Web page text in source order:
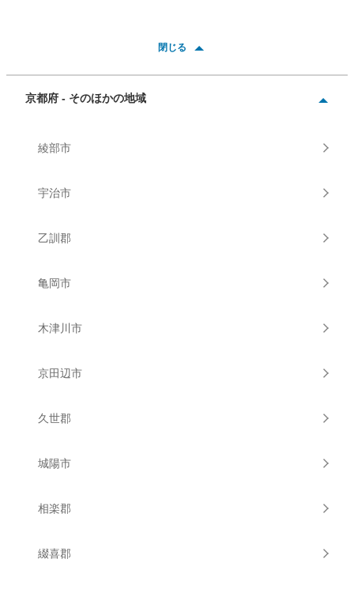
閉じる
京都府 - そのほかの地域
綾部市
宇治市
乙訓郡
亀岡市
木津川市
京田辺市
久世郡
城陽市
相楽郡
綴喜郡